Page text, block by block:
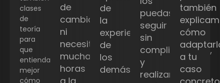
clases
de
teoría
para
que
entiendas
mejor
cómo
de
cambios
ni
necesitarás
muchas
horas
de
la
experiencia
de
los
demás.
puedas
seguir
sin
complicaciones,
y
realizamos
también
cómo
a tu
caso